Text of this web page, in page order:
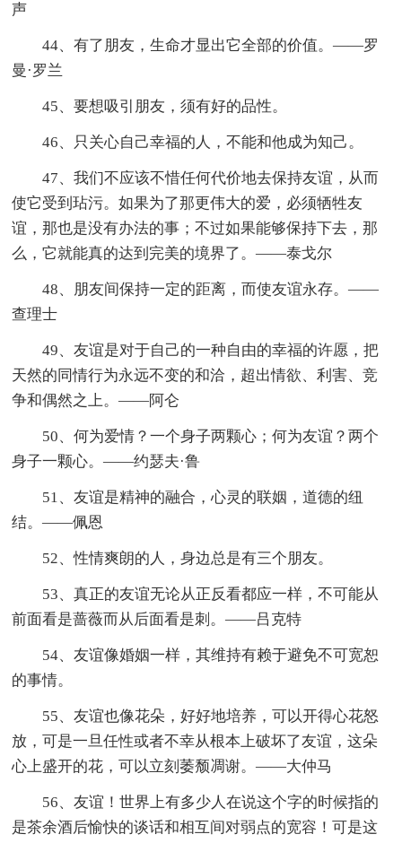
声
44、有了朋友，生命才显出它全部的价值。——罗
曼·罗兰
45、要想吸引朋友，须有好的品性。
46、只关心自己幸福的人，不能和他成为知己。
47、我们不应该不惜任何代价地去保持友谊，从而
使它受到玷污。如果为了那更伟大的爱，必须牺牲友
谊，那也是没有办法的事；不过如果能够保持下去，那
么，它就能真的达到完美的境界了。——泰戈尔
48、朋友间保持一定的距离，而使友谊永存。——
查理士
49、友谊是对于自己的一种自由的幸福的许愿，把
天然的同情行为永远不变的和洽，超出情欲、利害、竞
争和偶然之上。——阿仑
50、何为爱情？一个身子两颗心；何为友谊？两个
身子一颗心。——约瑟夫·鲁
51、友谊是精神的融合，心灵的联姻，道德的纽
结。——佩恩
52、性情爽朗的人，身边总是有三个朋友。
53、真正的友谊无论从正反看都应一样，不可能从
前面看是蔷薇而从后面看是刺。——吕克特
54、友谊像婚姻一样，其维持有赖于避免不可宽恕
的事情。
55、友谊也像花朵，好好地培养，可以开得心花怒
放，可是一旦任性或者不幸从根本上破坏了友谊，这朵
心上盛开的花，可以立刻萎颓凋谢。——大仲马
56、友谊！世界上有多少人在说这个字的时候指的
是茶余酒后愉快的谈话和相互间对弱点的宽容！可是这